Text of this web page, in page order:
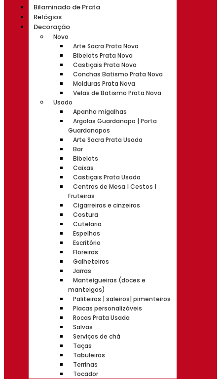
Bilaminado de Prata
Relógios
Decoração
Novo
Arte Sacra Prata Nova
Bibelots Prata Nova
Castiçais Prata Nova
Conchas Batismo Prata Nova
Molduras Prata Nova
Velas de Batismo Prata Nova
Usado
Apanha migalhas
Argolas Guardanapo | Porta
Guardanapos
Arte Sacra Prata Usada
Bar
Bibelots
Caixas
Castiçais Prata Usada
Centros de Mesa | Cestos |
Fruteiras
Cigarreiras e cinzeiros
Costura
Cutelaria
Espelhos
Escritório
Floreiras
Galheteiros
Jarras
Manteigueiras (doces e
manteigas)
Paliteiros | saleiros| pimenteiros
Placas personalizáveis
Rocas Prata Usada
Salvas
Serviços de chá
Taças
Tabuleiros
Terrinas
Tocador